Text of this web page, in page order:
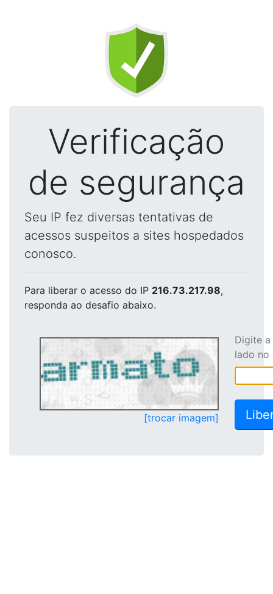
Verificação
de segurança
Seu IP fez diversas tentativas de
acessos suspeitos a sites hospedados
conosco.
Para liberar o acesso do IP 216.73.217.98,
responda ao desafio abaixo.
[trocar imagem]
Digite
lado no